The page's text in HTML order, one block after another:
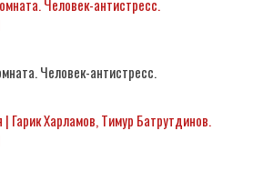
Человек-антистресс.
Человек-антистресс.
Гарик Харламов, Тимур Батрутдинов.